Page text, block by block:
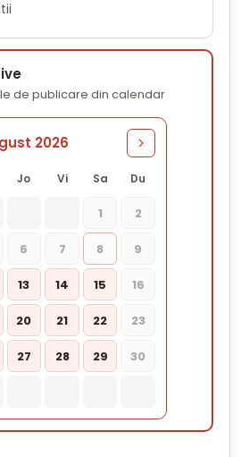
de publicare din calendar
2026
Jo Vi Sa Du
1 2
6 7 8 9
13 14 15 16
20 21 22 23
27 28 29 30